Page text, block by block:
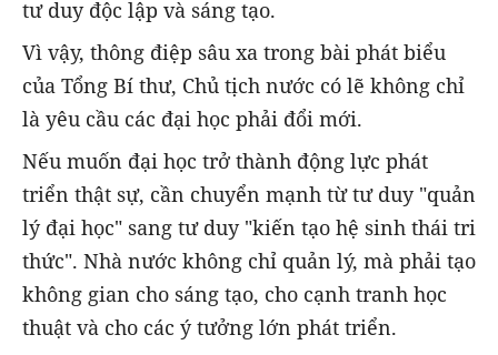
tư duy độc lập và sáng tạo.
Vì vậy, thông điệp sâu xa trong bài phát biểu
của Tổng Bí thư, Chủ tịch nước có lẽ không chỉ
là yêu cầu các đại học phải đổi mới.
Nếu muốn đại học trở thành động lực phát
triển thật sự, cần chuyển mạnh từ tư duy "quản
lý đại học" sang tư duy "kiến tạo hệ sinh thái tri
thức". Nhà nước không chỉ quản lý, mà phải tạo
không gian cho sáng tạo, cho cạnh tranh học
thuật và cho các ý tưởng lớn phát triển.